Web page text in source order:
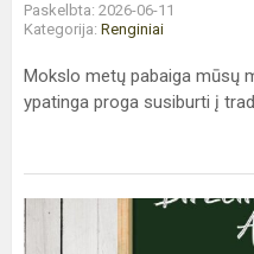
Paskelbta: 2026-06-11
Kategorija: Renginiai
Mokslo metų pabaiga mūsų
ypatinga proga susiburti į
Kvietimas
į